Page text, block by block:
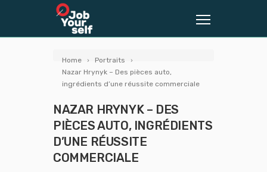
Home
Portraits
Nazar Hrynyk – Des pièces auto,
ingrédients d’une réussite commerciale
NAZAR HRYNYK – DES
PIÈCES AUTO, INGRÉDIENTS
D’UNE RÉUSSITE
COMMERCIALE